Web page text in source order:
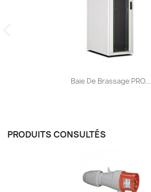
Baie De Brassage PRO...
PRODUITS CONSULTÉS